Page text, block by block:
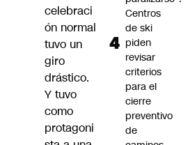
celebraci
ón normal
tuvo un
giro
drástico.
Y tuvo
como
protagoni
Centros
de ski
piden
revisar
criterios
para el
cierre
preventivo
de